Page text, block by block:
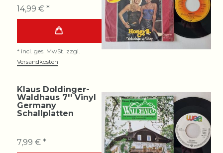
14,99 € *
* incl. ges. MwSt. zzgl.
Versandkosten
Klaus Doldinger-
Waldhaus 7'' Vinyl
Germany
Schallplatten
7,99 € *